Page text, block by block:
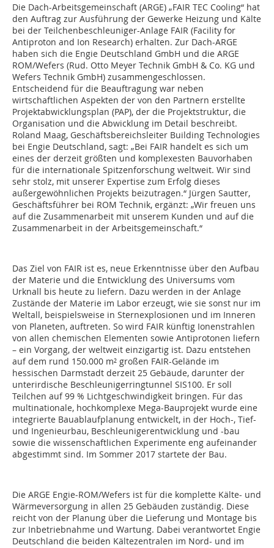
Die Dach-Arbeitsgemeinschaft (ARGE) „FAIR TEC Cooling“ hat
den Auftrag zur Ausführung der Gewerke Heizung und Kälte
bei der Teilchenbeschleuniger-Anlage FAIR (Facility for
Antiproton and Ion Research) erhalten. Zur Dach-ARGE
haben sich die Engie Deutschland GmbH und die ARGE
ROM/Wefers (Rud. Otto Meyer Technik GmbH & Co. KG und
Wefers Technik GmbH) zusammengeschlossen.
Entscheidend für die Beauftragung war neben
wirtschaftlichen Aspekten der von den Partnern erstellte
Projektabwicklungsplan (PAP), der die Projektstruktur, die
Organisation und die Abwicklung im Detail beschreibt.
Roland Maag, Geschäftsbereichsleiter Building Technologies
bei Engie Deutschland, sagt: „Bei FAIR handelt es sich um
eines der derzeit größten und komplexesten Bauvorhaben
für die internationale Spitzenforschung weltweit. Wir sind
sehr stolz, mit unserer Expertise zum Erfolg dieses
außergewöhnlichen Projekts beizutragen.“ Jürgen Sautter,
Geschäftsführer bei ROM Technik, ergänzt: „Wir freuen uns
auf die Zusammenarbeit mit unserem Kunden und auf die
Zusammenarbeit in der Arbeitsgemeinschaft.“
Das Ziel von FAIR ist es, neue Erkenntnisse über den Aufbau
der Materie und die Entwicklung des Universums vom
Urknall bis heute zu liefern. Dazu werden in der Anlage
Zustände der Materie im Labor erzeugt, wie sie sonst nur im
Weltall, beispielsweise in Sternexplosionen und im Inneren
von Planeten, auftreten. So wird FAIR künftig Ionenstrahlen
von allen chemischen Elementen sowie Antiprotonen liefern
– ein Vorgang, der weltweit einzigartig ist. Dazu entstehen
auf dem rund 150.000 m² großen FAIR-Gelände im
hessischen Darmstadt derzeit 25 Gebäude, darunter der
unterirdische Beschleunigerringtunnel SIS100. Er soll
Teilchen auf 99 % Lichtgeschwindigkeit bringen. Für das
multinationale, hochkomplexe Mega-Bauprojekt wurde eine
integrierte Bauablaufplanung entwickelt, in der Hoch-, Tief-
und Ingenieurbau, Beschleunigerentwicklung und -bau
sowie die wissenschaftlichen Experimente eng aufeinander
abgestimmt sind. Im Sommer 2017 startete der Bau.
Die ARGE Engie-ROM/Wefers ist für die komplette Kälte- und
Wärmeversorgung in allen 25 Gebäuden zuständig. Diese
reicht von der Planung über die Lieferung und Montage bis
zur Inbetriebnahme und Wartung. Dabei verantwortet Engie
Deutschland die beiden Kältezentralen im Nord- und im